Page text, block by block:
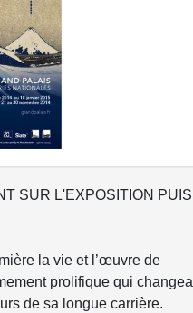
SUR L'EXPOSITION PUIS
la vie et l’œuvre de
prolifique qui changea
de sa longue carrière.